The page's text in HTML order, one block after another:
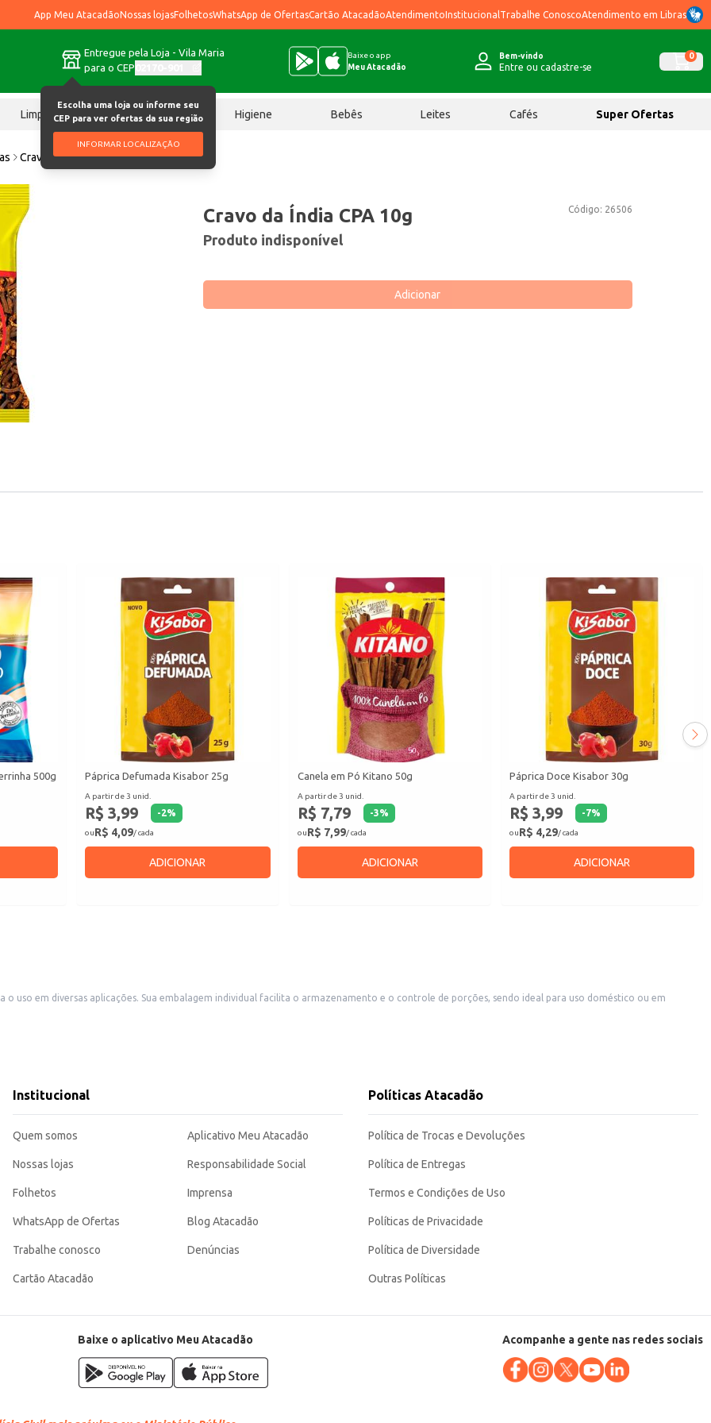
App Meu AtacadãoNossas lojasFolhetosWhatsApp de OfertasCartão AtacadãoAtendimentoInstitucional Trabalhe ConoscoAtendimento em Libras
Entregue pela Loja - Vila Maria
para o CEP
Escolha uma loja ou informe seu
CEP para ver ofertas da sua região
INFORMAR LOCALIZAÇÃO
Baixe o app
Meu Atacadão
Bem-vindo
Entre ou cadastre-se
0
Limpeza Chocolates Higiene Bebês Leites Cafés Super Ofertas
Cravo da Índia CPA 10g
Código: 26506
Cravo da Índia CPA 10g
Produto indisponível
Adicionar
500g Páprica Defumada Kisabor 25g
A partir de 3 unid.
R$ 3,99 -2%
ouR$ 4,09/ cada
ADICIONAR
Canela em Pó Kitano 50g
A partir de 3 unid.
R$ 7,79 -3%
ouR$ 7,99/ cada
ADICIONAR
Páprica Doce Kisabor 30g
A partir de 3 unid.
R$ 3,99 -7%
ouR$ 4,29/ cada
ADICIONAR
o controle de porções, sendo ideal para uso doméstico ou em
sabor característicos dessa especiaria, garantindo qualidade e rendimento para diferentes aplicações culinárias. Sua embalagem compacta
Institucional
Quem somos
Nossas lojas
Folhetos
WhatsApp de Ofertas
Trabalhe conosco
Cartão Atacadão
Aplicativo Meu Atacadão
Responsabilidade Social
Imprensa
Blog Atacadão
Denúncias
Políticas Atacadão
Política de Trocas e Devoluções
Política de Entregas
Termos e Condições de Uso
Políticas de Privacidade
Política de Diversidade
Outras Políticas
Baixe o aplicativo Meu Atacadão Acompanhe a gente nas redes sociais